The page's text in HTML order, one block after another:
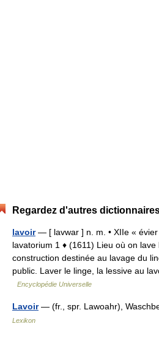
Regardez d'autres
lavoir— [ lavwar ] n. m. • XIIe « évier
lavatorium 1 ♦ (1611) Lieu où on lave
construction destinée au lavage du
public. Laver le linge, la lessive au
Encyclopédie Universelle
Lavoir— (fr., spr. Lawoahr),
Lexikon